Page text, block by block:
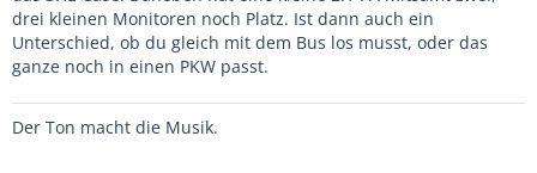
drei kleinen Monitoren noch Platz. Ist dann auch ein
Unterschied, ob du gleich mit dem Bus los musst, oder das
ganze noch in einen PKW passt.
Der Ton macht die Musik.